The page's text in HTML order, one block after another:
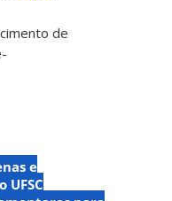
de
e
UFSC